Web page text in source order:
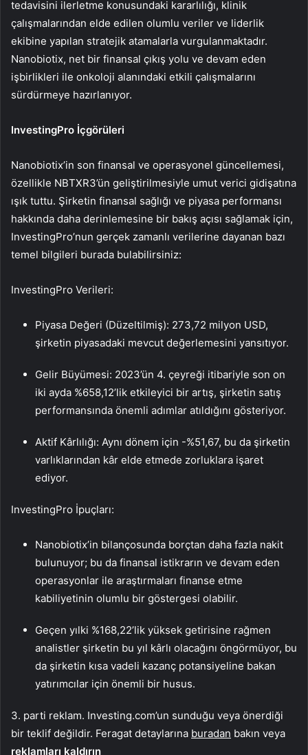
tedavisini ilerletme konusundaki kararlılığı, klinik
çalışmalarından elde edilen olumlu veriler ve liderlik
ekibine yapılan stratejik atamalarla vurgulanmaktadır.
Nanobiotix, net bir finansal çıkış yolu ve devam eden
işbirlikleri ile onkoloji alanındaki etkili çalışmalarını
sürdürmeye hazırlanıyor.
InvestingPro İçgörüleri
Nanobiotix’in son finansal ve operasyonel güncellemesi,
özellikle NBTXR3’ün geliştirilmesiyle umut verici gidişatına
ışık tuttu. Şirketin finansal sağlığı ve piyasa performansı
hakkında daha derinlemesine bir bakış açısı sağlamak için,
InvestingPro’nun gerçek zamanlı verilerine dayanan bazı
temel bilgileri burada bulabilirsiniz:
InvestingPro Verileri:
Piyasa Değeri (Düzeltilmiş): 273,72 milyon USD,
şirketin piyasadaki mevcut değerlemesini yansıtıyor.
Gelir Büyümesi: 2023’ün 4. çeyreği itibariyle son on
iki ayda %658,12’lik etkileyici bir artış, şirketin satış
performansında önemli adımlar atıldığını gösteriyor.
Aktif Kârlılığı: Aynı dönem için -%51,67, bu da şirketin
varlıklarından kâr elde etmede zorluklara işaret
ediyor.
InvestingPro İpuçları:
Nanobiotix’in bilançosunda borçtan daha fazla nakit
bulunuyor; bu da finansal istikrarın ve devam eden
operasyonlar ile araştırmaları finanse etme
kabiliyetinin olumlu bir göstergesi olabilir.
Geçen yılki %168,22’lik yüksek getirisine rağmen
analistler şirketin bu yıl kârlı olacağını öngörmüyor, bu
da şirketin kısa vadeli kazanç potansiyeline bakan
yatırımcılar için önemli bir husus.
3. parti reklam. Investing.com’un sunduğu veya önerdiği
bir teklif değildir. Feragat detaylarına buradan bakın veya
reklamları kaldırın